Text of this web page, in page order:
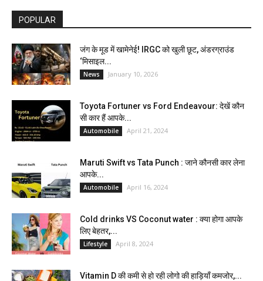
POPULAR
जंग के मूड में खामेनेई! IRGC को खुली छूट, अंडरग्राउंड
‘मिसाइल...
News January 10, 2026
Toyota Fortuner vs Ford Endeavour: देखें कौन
सी कार हैं आपके...
Automobile April 21, 2024
Maruti Swift vs Tata Punch : जाने कौनसी कार लेना
आपके...
Automobile April 16, 2024
Cold drinks VS Coconut water : क्या होगा आपके
लिए बेहतर,...
Lifestyle April 8, 2024
Vitamin D की कमी से हो रही लोगो की हाड़ियाँ कमजोर,...